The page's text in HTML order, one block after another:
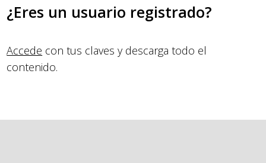
¿Eres un usuario registrado?
Accede con tus claves y descarga todo el
contenido.